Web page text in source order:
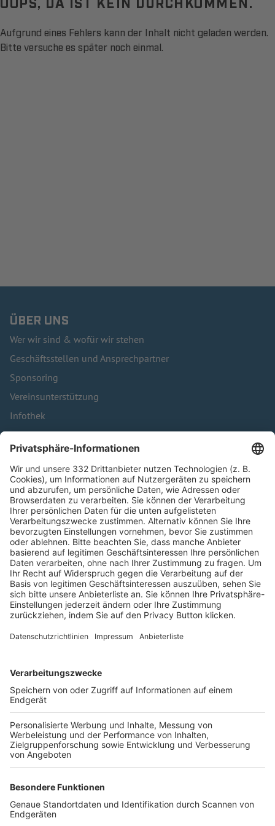
Aufgrund eines Fehlers kann der Inhalt nicht geladen werden.
Bitte versuche es später noch einmal.
ÜBER UNS
Wer wir sind & wofür wir stehen
Geschäftsstellen und Ansprechpartner
Sponsoring
Vereinsunterstützung
Infothek
Kontakt
HÄUFIG BESUCHTE SEITEN
Pässe und Vereinswechsel
Trainerausbildung
Schulungsangebot Vereinsmitarbeiter
BFV-Geschäftsstellen
Trainerbörse
Login SpielPlus
FOLGE DEM BFV
TOP-VEREINE
TOP-PARTNER